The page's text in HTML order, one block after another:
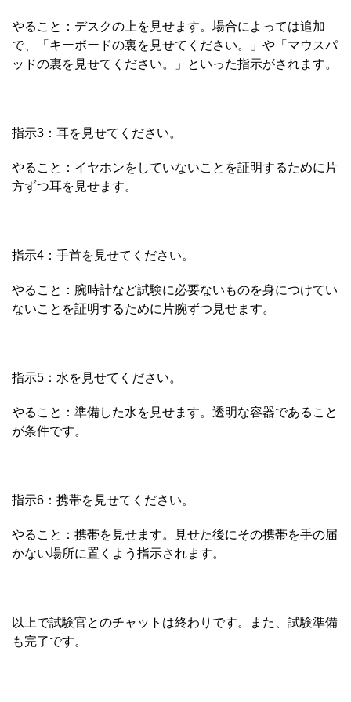
やること：デスクの上を見せます。場合によっては追加
で、「キーボードの裏を見せてください。」や「マウスパ
ッドの裏を見せてください。」といった指示がされます。
指示3：耳を見せてください。
やること：イヤホンをしていないことを証明するために片
方ずつ耳を見せます。
指示4：手首を見せてください。
やること：腕時計など試験に必要ないものを身につけてい
ないことを証明するために片腕ずつ見せます。
指示5：水を見せてください。
やること：準備した水を見せます。透明な容器であること
が条件です。
指示6：携帯を見せてください。
やること：携帯を見せます。見せた後にその携帯を手の届
かない場所に置くよう指示されます。
以上で試験官とのチャットは終わりです。また、試験準備
も完了です。